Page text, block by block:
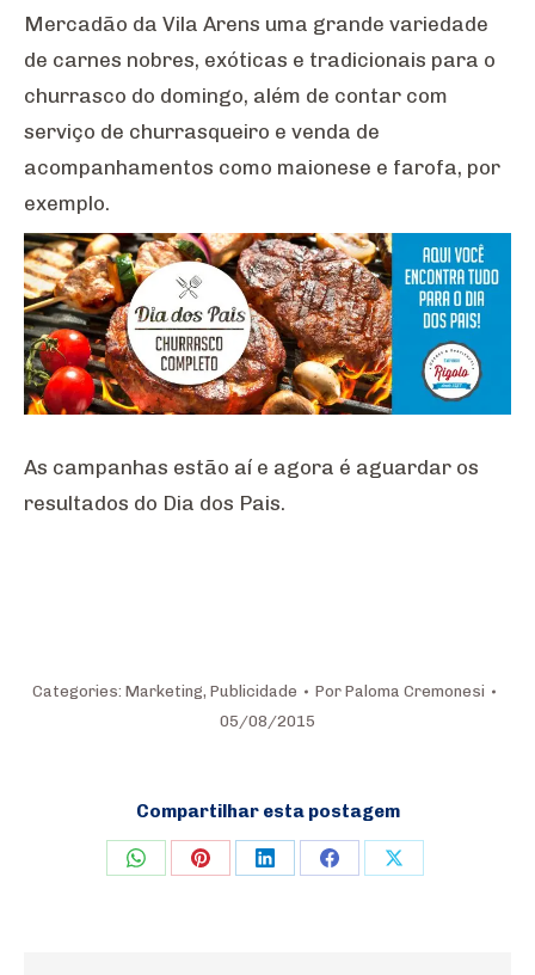
Mercadão da Vila Arens uma grande variedade
de carnes nobres, exóticas e tradicionais para o
churrasco do domingo, além de contar com
serviço de churrasqueiro e venda de
acompanhamentos como maionese e farofa, por
exemplo.
As campanhas estão aí e agora é aguardar os
resultados do Dia dos Pais.
Categories: Marketing, Publicidade Por Paloma Cremonesi
05/08/2015
Compartilhar esta postagem
Share Share Share Share Share